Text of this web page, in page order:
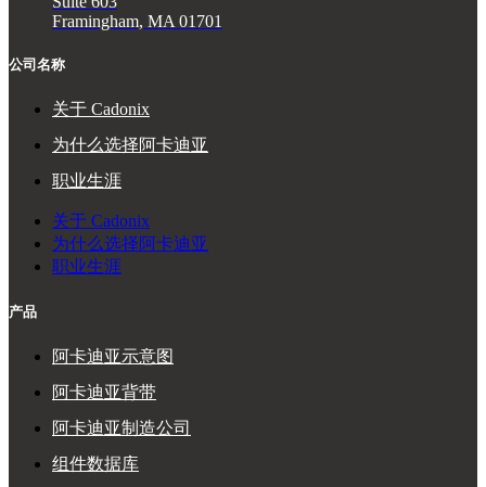
Framingham, MA 01701
公司名称
关于 Cadonix
为什么选择阿卡迪亚
职业生涯
关于 Cadonix
为什么选择阿卡迪亚
职业生涯
产品
阿卡迪亚示意图
阿卡迪亚背带
阿卡迪亚制造公司
组件数据库